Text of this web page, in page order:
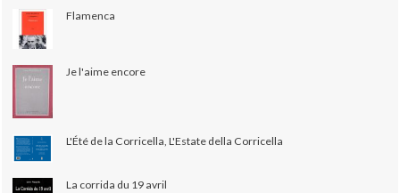
Flamenca
Je l'aime encore
L'Été de la Corricella, L'Estate della Corricella
La corrida du 19 avril